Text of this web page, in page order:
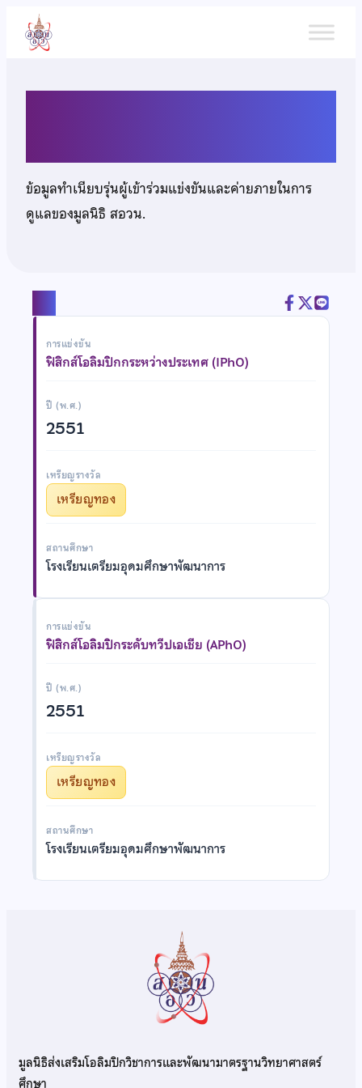
เนื้อหา
ข้อมูลทำเนียบรุ่นผู้เข้าร่วมแข่งขันและค่ายภายในการ
ดูแลของมูลนิธิ สอวน.
การแข่งขัน
ฟิสิกส์โอลิมปิกกระหว่างประเทศ (IPhO)
ปี (พ.ศ.)
2551
เหรียญรางวัล
เหรียญทอง
สถานศึกษา
โรงเรียนเตรียมอุดมศึกษาพัฒนาการ
การแข่งขัน
ฟิสิกส์โอลิมปิกระดับทวีปเอเชีย (APhO)
ปี (พ.ศ.)
2551
เหรียญรางวัล
เหรียญทอง
สถานศึกษา
โรงเรียนเตรียมอุดมศึกษาพัฒนาการ
มูลนิธิส่งเสริมโอลิมปิกวิชาการและพัฒนามาตรฐานวิทยาศาสตร์
ศึกษา